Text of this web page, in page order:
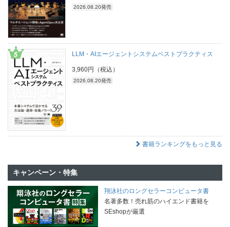
2026.08.20発売
LLM・AIエージェントシステムベストプラクティス
3,960円（税込）
2026.08.20発売
書籍ランキングをもっと見る
キャンペーン・特集
翔泳社のロングセラーコンピュータ書
名著多数！売れ筋のハイエンド書籍を
SEshopが厳選